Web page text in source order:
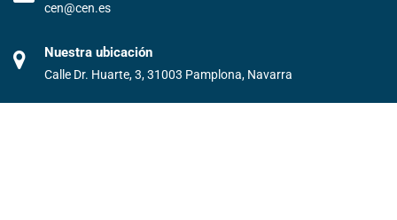
cen@cen.es
Nuestra ubicación
Calle Dr. Huarte, 3, 31003 Pamplona, Navarra